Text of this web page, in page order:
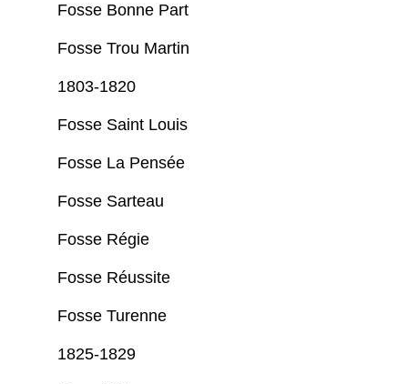
Fosse Bonne Part
Fosse Trou Martin
1803-1820
Fosse Saint Louis
Fosse La Pensée
Fosse Sarteau
Fosse Régie
Fosse Réussite
Fosse Turenne
1825-1829